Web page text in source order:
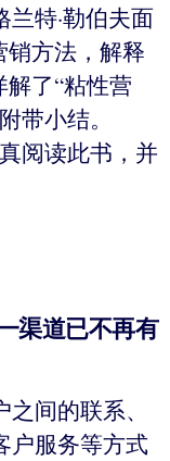
特·勒伯夫面
销方法，解释
解了“粘性营
带小结。
阅读此书，并
渠道已不再有
间的联系、
户服务等方式